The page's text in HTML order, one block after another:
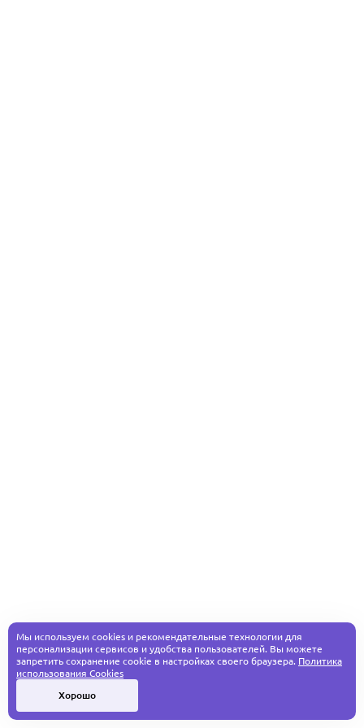
Мы используем cookies и рекомендательные технологии для
персонализации сервисов и удобства пользователей. Вы можете
запретить сохранение cookie в настройках своего браузера. Политика
использования Cookies
Хорошо